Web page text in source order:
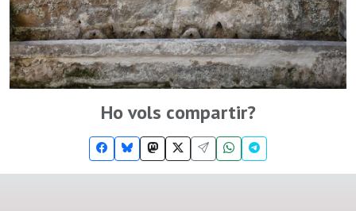
Ho vols compartir?